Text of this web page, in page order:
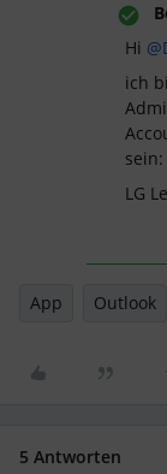
Hi
ich
sein:
LG
App Outlook
5 Antworten